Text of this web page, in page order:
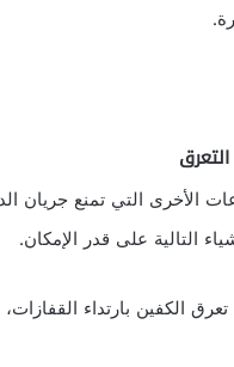
الأخرى التي تمنع جريان
التالية على قدر الإمكان.
الكفين بارتداء